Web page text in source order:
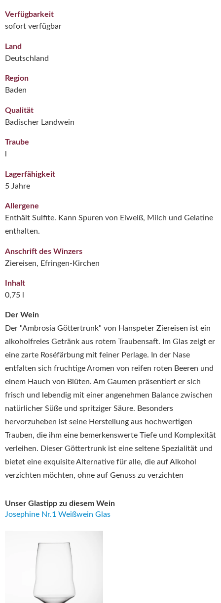
Der Wein
Der "Ambrosia Göttertrunk" von Hanspeter Ziereisen ist ein
alkoholfreies Getränk aus rotem Traubensaft. Im Glas zeigt er
eine zarte Roséfärbung mit feiner Perlage. In der Nase
entfalten sich fruchtige Aromen von reifen roten Beeren und
einem Hauch von Blüten. Am Gaumen präsentiert er sich
frisch und lebendig mit einer angenehmen Balance zwischen
natürlicher Süße und spritziger Säure. Besonders
hervorzuheben ist seine Herstellung aus hochwertigen
Trauben, die ihm eine bemerkenswerte Tiefe und Komplexität
verleihen. Dieser Göttertrunk ist eine seltene Spezialität und
bietet eine exquisite Alternative für alle, die auf Alkohol
verzichten möchten, ohne auf Genuss zu verzichten
Unser Glastipp zu diesem Wein
Josephine Nr.1 Weißwein Glas
Verfügbarkeit
sofort verfügbar
Land
Deutschland
Region
Baden
Qualität
Badischer Landwein
Traube
Lagerfähigkeit
5 Jahre
Allergene
Enthält Sulfite. Kann Spuren von Eiweiß, Milch und Gelatine
enthalten.
Anschrift des Winzers
Ziereisen, Efringen-Kirchen
Inhalt
0,75 l